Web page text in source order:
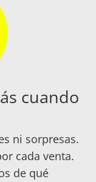
cuando
ni sorpresas.
cada venta.
de qué